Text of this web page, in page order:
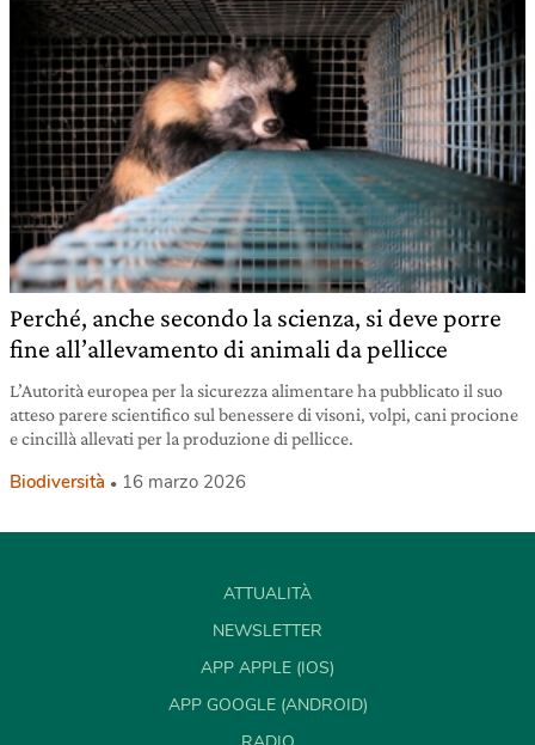
Perché, anche secondo la scienza, si deve porre
fine all’allevamento di animali da pellicce
L’Autorità europea per la sicurezza alimentare ha pubblicato il suo
atteso parere scientifico sul benessere di visoni, volpi, cani procione
e cincillà allevati per la produzione di pellicce.
Biodiversità 16 marzo 2026
ATTUALITÀ
NEWSLETTER
APP APPLE (IOS)
APP GOOGLE (ANDROID)